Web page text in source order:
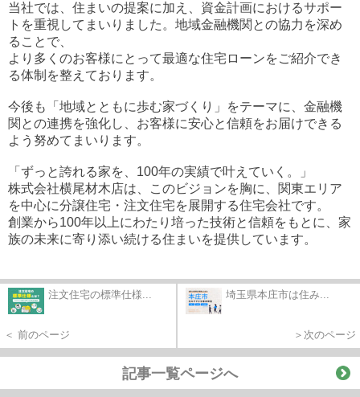
当社では、住まいの提案に加え、資金計画におけるサポー
トを重視してまいりました。地域金融機関との協力を深め
ることで、
より多くのお客様にとって最適な住宅ローンをご紹介でき
る体制を整えております。
今後も「地域とともに歩む家づくり」をテーマに、金融機
関との連携を強化し、お客様に安心と信頼をお届けできる
よう努めてまいります。
「ずっと誇れる家を、100年の実績で叶えていく。」
株式会社横尾材木店は、このビジョンを胸に、関東エリア
を中心に分譲住宅・注文住宅を展開する住宅会社です。
創業から100年以上にわたり培った技術と信頼をもとに、家
族の未来に寄り添い続ける住まいを提供しています。
注文住宅の標準仕様...
＜ 前のページ
埼玉県本庄市は住み...
＞次のページ
記事一覧ページへ